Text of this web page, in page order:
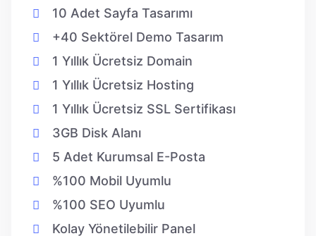
10 Adet Sayfa Tasarımı
+40 Sektörel Demo Tasarım
1 Yıllık Ücretsiz Domain
1 Yıllık Ücretsiz Hosting
1 Yıllık Ücretsiz SSL Sertifikası
3GB Disk Alanı
5 Adet Kurumsal E-Posta
%100 Mobil Uyumlu
%100 SEO Uyumlu
Kolay Yönetilebilir Panel